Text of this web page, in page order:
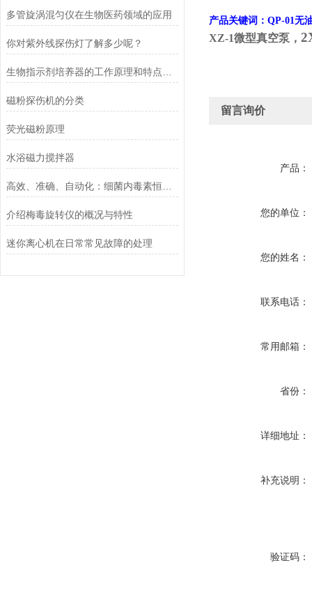
多管旋涡混匀仪在生物医药领域的应用
你对紫外线探伤灯了解多少呢？
磁粉探伤机的分类
荧光磁粉原理
水浴磁力搅拌器
介绍梅毒旋转仪的概况与特性
迷你离心机在日常常见故障的处理
产品关键词： QP-01无
XZ-1微型真空泵，
留言询价
产品：
您的单位：
您的姓名：
联系电话：
常用邮箱：
省份：
详细地址：
补充说明：
验证码：